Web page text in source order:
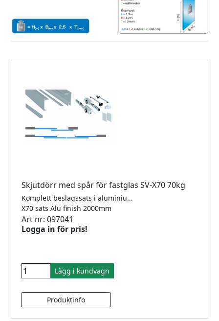
Skjutdörr med spår för fastglas SV-X70 70kg
Komplett beslagssats i aluminium för tak- eller väggmontering för 1 dörr med 2 softclose och ett fastglas. För 8-10mm glas. Längd 2000mm. Maxvikt 70kg. Kräver ej hål i glas. Godkänd för dusch.
X70 sats Alu finish 2000mm
Art nr: 097041
Logga in för pris!
Lägg i kundvagn